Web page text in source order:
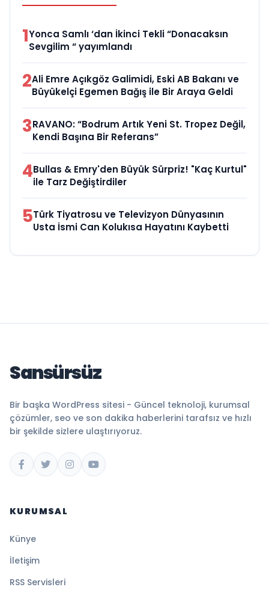
1Yonca Samlı ‘dan İkinci Tekli “Donacaksın
Sevgilim “ yayımlandı
2Ali Emre Açıkgöz Galimidi, Eski AB Bakanı ve
Büyükelçi Egemen Bağış ile Bir Araya Geldi
3RAVANO: “Bodrum Artık Yeni St. Tropez Değil,
Kendi Başına Bir Referans”
4Bullas & Emry'den Büyük Sürpriz! "Kaç Kurtul"
ile Tarz Değiştirdiler
5Türk Tiyatrosu ve Televizyon Dünyasının
Usta İsmi Can Kolukısa Hayatını Kaybetti
Sansürsüz
Bir başka WordPress sitesi - Güncel teknoloji, kurumsal
çözümler, seo ve son dakika haberlerini tarafsız ve hızlı
bir şekilde sizlere ulaştırıyoruz.
KURUMSAL
Künye
İletişim
RSS Servisleri